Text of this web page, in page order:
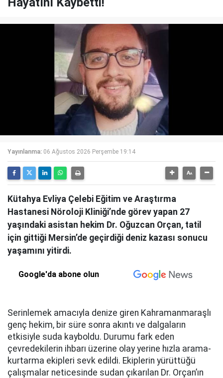
Yayınlanma: 06 Ağustos 2026 Perşembe 19:14
Kütahya Evliya Çelebi Eğitim ve Araştırma
Hastanesi Nöroloji Kliniği’nde görev yapan 27
yaşındaki asistan hekim Dr. Oğuzcan Orçan, tatil
için gittiği Mersin’de geçirdiği deniz kazası sonucu
yaşamını yitirdi.
Google'da abone olun
Serinlemek amacıyla denize giren Kahramanmaraşlı
genç hekim, bir süre sonra akıntı ve dalgaların
etkisiyle suda kayboldu. Durumu fark eden
çevredekilerin ihbarı üzerine olay yerine hızla arama-
kurtarma ekipleri sevk edildi. Ekiplerin yürüttüğü
çalışmalar neticesinde sudan çıkarılan Dr. Orçan’ın